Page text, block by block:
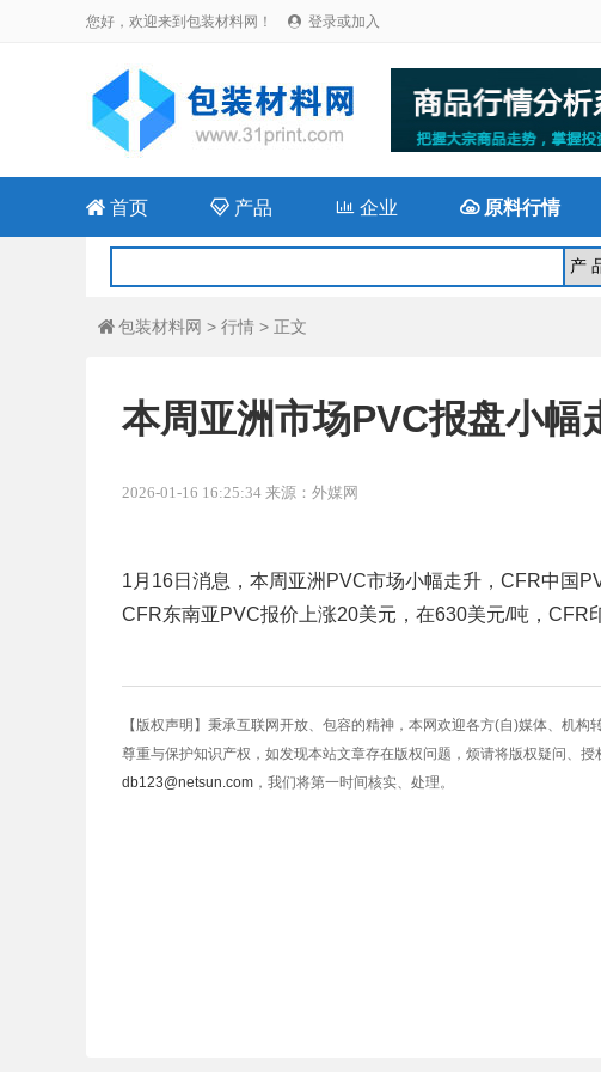
您好，欢迎来到包装材料网！  登录或加入
 首页  产品 企业 原料行情
 包装材料网 > 行情 > 正文
本周亚洲市场PVC报盘小幅
2026-01-16 16:25:34 来源：外媒网
1月16日消息，本周亚洲PVC市场小幅走升，CFR中国
CFR东南亚PVC报价上涨20美元，在630美元/吨，CFR
【版权声明】秉承互联网开放、包容的精神，本网欢迎各方(自)媒体、机
尊重与保护知识产权，如发现本站文章存在版权问题，烦请将版权疑问、
db123@netsun.com ，我们将第一时间核实、处理。